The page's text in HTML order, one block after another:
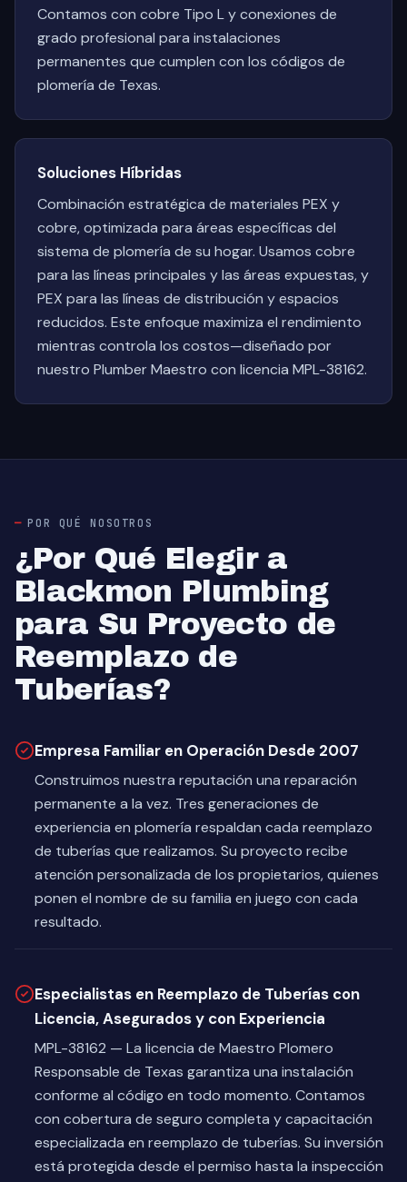
Contamos con cobre Tipo L y conexiones de
grado profesional para instalaciones
permanentes que cumplen con los códigos de
plomería de Texas.
Soluciones Híbridas
Combinación estratégica de materiales PEX y
cobre, optimizada para áreas específicas del
sistema de plomería de su hogar. Usamos cobre
para las líneas principales y las áreas expuestas, y
PEX para las líneas de distribución y espacios
reducidos. Este enfoque maximiza el rendimiento
mientras controla los costos—diseñado por
nuestro Plumber Maestro con licencia MPL-38162.
POR QUÉ NOSOTROS
¿Por Qué Elegir a
Blackmon Plumbing
para Su Proyecto de
Reemplazo de
Tuberías?
Empresa Familiar en Operación Desde 2007
Construimos nuestra reputación una reparación
permanente a la vez. Tres generaciones de
experiencia en plomería respaldan cada reemplazo
de tuberías que realizamos. Su proyecto recibe
atención personalizada de los propietarios, quienes
ponen el nombre de su familia en juego con cada
resultado.
Especialistas en Reemplazo de Tuberías con
Licencia, Asegurados y con Experiencia
MPL-38162 — La licencia de Maestro Plomero
Responsable de Texas garantiza una instalación
conforme al código en todo momento. Contamos
con cobertura de seguro completa y capacitación
especializada en reemplazo de tuberías. Su inversión
está protegida desde el permiso hasta la inspección